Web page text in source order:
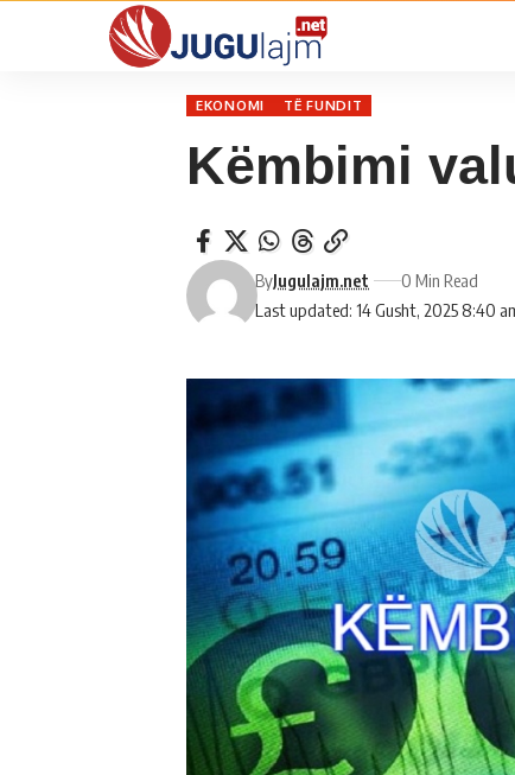
EKONOMI TË FUNDIT
Këmbimi
Last updated: 14 Gusht, 2025 8:40
ByJugulajm.net 0 Min Read